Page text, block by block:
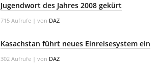
Jugendwort des Jahres 2008 gekürt
715 Aufrufe | von DAZ
Kasachstan führt neues Einreisesystem ein
302 Aufrufe | von DAZ